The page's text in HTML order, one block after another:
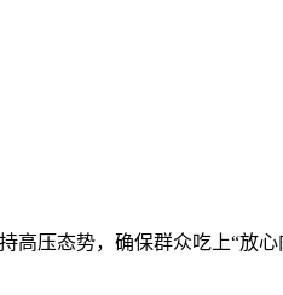
压态势，确保群众吃上“放心